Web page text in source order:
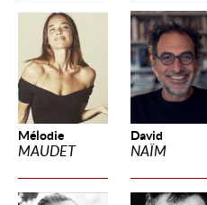
Mélodie
MAUDET
David
NAÏM